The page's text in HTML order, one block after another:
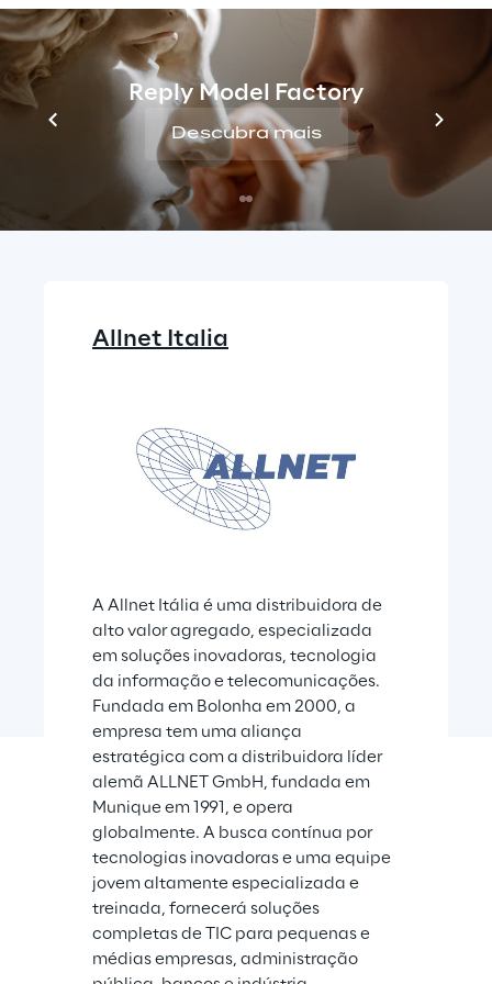
Reply Model Factory
Descubra mais
disponíveis no Oracle NetSuite nos modos
Desktop e Mobile, para uma visão em
tempo real dos KPIs relacionados a vendas
através de diferentes dimensões de análise
(canal, fabricante, área geográfica).
Allnet Italia
A Allnet Itália é uma distribuidora de
alto valor agregado, especializada
em soluções inovadoras, tecnologia
da informação e telecomunicações.
Fundada em Bolonha em 2000, a
empresa tem uma aliança
estratégica com a distribuidora líder
alemã ALLNET GmbH, fundada em
Munique em 1991, e opera
globalmente. A busca contínua por
tecnologias inovadoras e uma equipe
jovem altamente especializada e
treinada, fornecerá soluções
completas de TIC para pequenas e
médias empresas, administração